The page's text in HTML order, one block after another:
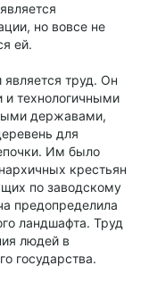
но вовсе не
ей.
труд. Он
технологичными
державами,
для
Им было
крестьян
по заводскому
предопределила
ландшафта. Труд
людей в
государства.